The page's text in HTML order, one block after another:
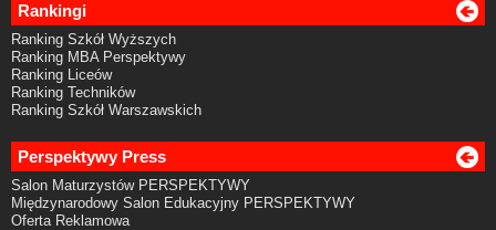
Rankingi
Ranking Szkół Wyższych
Ranking MBA Perspektywy
Ranking Liceów
Ranking Techników
Ranking Szkół Warszawskich
Perspektywy Press
Salon Maturzystów PERSPEKTYWY
Międzynarodowy Salon Edukacyjny PERSPEKTYWY
Oferta Reklamowa